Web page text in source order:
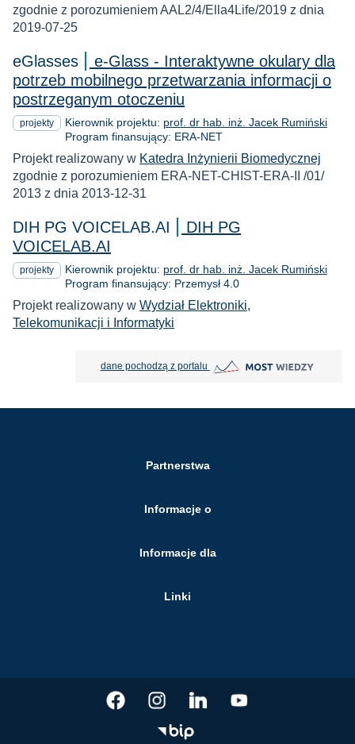
zgodnie z porozumieniem AAL2/4/Ella4Life/2019 z dnia
2019-07-25
eGlasses
e-Glass - Interaktywne okulary dla
potrzeb mobilnego przetwarzania informacji o
postrzeganym otoczeniu
projekty Kierownik projektu: prof. dr hab. inż. Jacek Rumiński
Program finansujący: ERA-NET
Projekt realizowany w Katedra Inżynierii Biomedycznej
zgodnie z porozumieniem ERA-NET-CHIST-ERA-II /01/
2013 z dnia 2013-12-31
DIH PG VOICELAB.AI
DIH PG
VOICELAB.AI
projekty Kierownik projektu: prof. dr hab. inż. Jacek Rumiński
Program finansujący: Przemysł 4.0
Projekt realizowany w Wydział Elektroniki,
Telekomunikacji i Informatyki
dane pochodzą z portalu MOST Wiedzy otwiera się w
Partnerstwa
Informacje o
Informacje dla
Linki